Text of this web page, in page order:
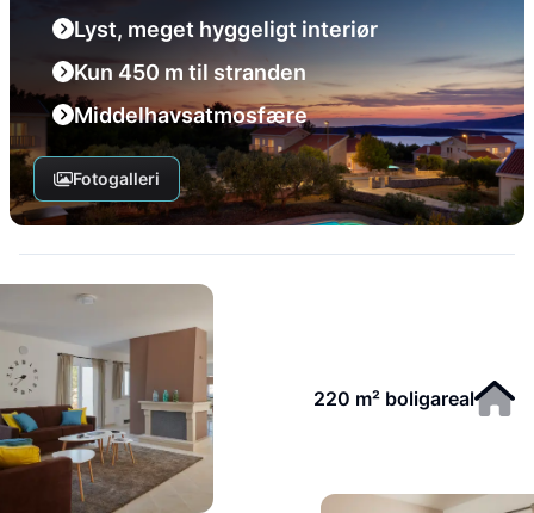
Lyst, meget hyggeligt interiør
Kun 450 m til stranden
Middelhavsatmosfære
Fotogalleri
220 m² boligareal